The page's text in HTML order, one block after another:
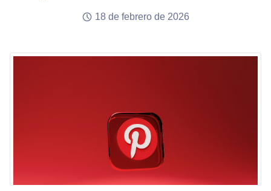
18 de febrero de 2026